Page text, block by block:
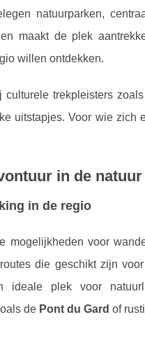
natuurparken,
maakt de plek
willen ontdekken.
culturele trekpleisters
uitstapjes. Voor wie
in de natuur
in de regio
mogelijkheden voor
die geschikt zijn
plek voor
de Pont du Gard of